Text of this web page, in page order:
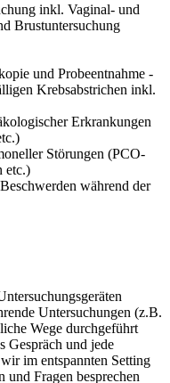
inkl. Vaginal- und
Brustuntersuchung
und Probeentnahme -
Krebsabstrichen inkl.
Erkrankungen
Störungen (PCO-
etc.)
während der
Untersuchungen (z.B.
Wege durchgeführt
Gespräch und jede
im entspannten Setting
Fragen besprechen